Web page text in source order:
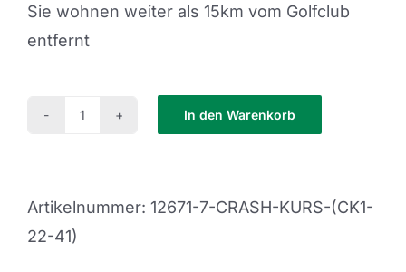
Sie wohnen weiter als 15km vom Golfclub
entfernt
22-
In den Warenkorb
Artikelnummer: 12671-7-CRASH-KURS-(CK1-
22-41)